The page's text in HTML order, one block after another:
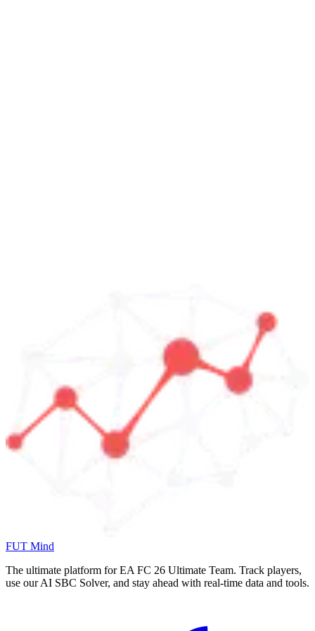
FUT Mind
The ultimate platform for EA FC 26 Ultimate Team. Track players,
use our AI SBC Solver, and stay ahead with real-time data and tools.